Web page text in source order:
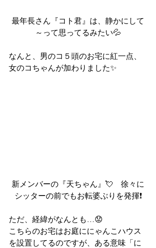
最年長さん『コト君』は、静かにして
～って思ってるみたい💦
なんと、男のコ５頭のお宅に紅一点、
女のコちゃんが加わりました✨
新メンバーの『天ちゃん』💘　徐々に
シッターの前でもお転婆ぶりを発揮❗
ただ、経緯がなんとも…😟
こちらのお宅はお庭ににゃんこハウス
を設置してるのですが、ある意味「に